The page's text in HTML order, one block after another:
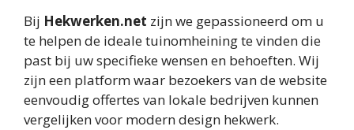
Bij Hekwerken.net zijn we gepassioneerd om u
te helpen de ideale tuinomheining te vinden die
past bij uw specifieke wensen en behoeften. Wij
zijn een platform waar bezoekers van de website
eenvoudig offertes van lokale bedrijven kunnen
vergelijken voor modern design hekwerk.